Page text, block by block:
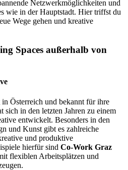
Netzwerkmöglichkeiten und
wie in der Hauptstadt. Hier triffst du
Wege gehen und kreative
Spaces außerhalb von
Österreich und bekannt für ihre
sich in den letzten Jahren zu einem
entwickelt. Besonders in den
und Kunst gibt es zahlreiche
und produktive
hierfür sind Co-Work Graz
flexiblen Arbeitsplätzen und